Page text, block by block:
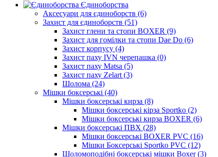
Єдиноборства
Аксесуари для єдиноборств (6)
Захист для єдиноборств (51)
Захист глени та стопи BOXER (9)
Захист для гомілки та стопи Dae Do (6)
Захист корпусу (4)
Захист паху IVN черепашка (0)
Захист паху Matsa (5)
Захист паху Zelart (3)
Шолома (24)
Мішки боксерські (40)
Мішки боксерські кирза (8)
Мішки боксерські кірза Sportko (2)
Мішки боксерські кирза BOXER (6)
Мішки боксерські ПВХ (28)
Мішки боксерські BOXER PVC (16)
Мішки Боксерські Sportko PVC (12)
Шоломоподібні боксерські мішки Boxer (3)